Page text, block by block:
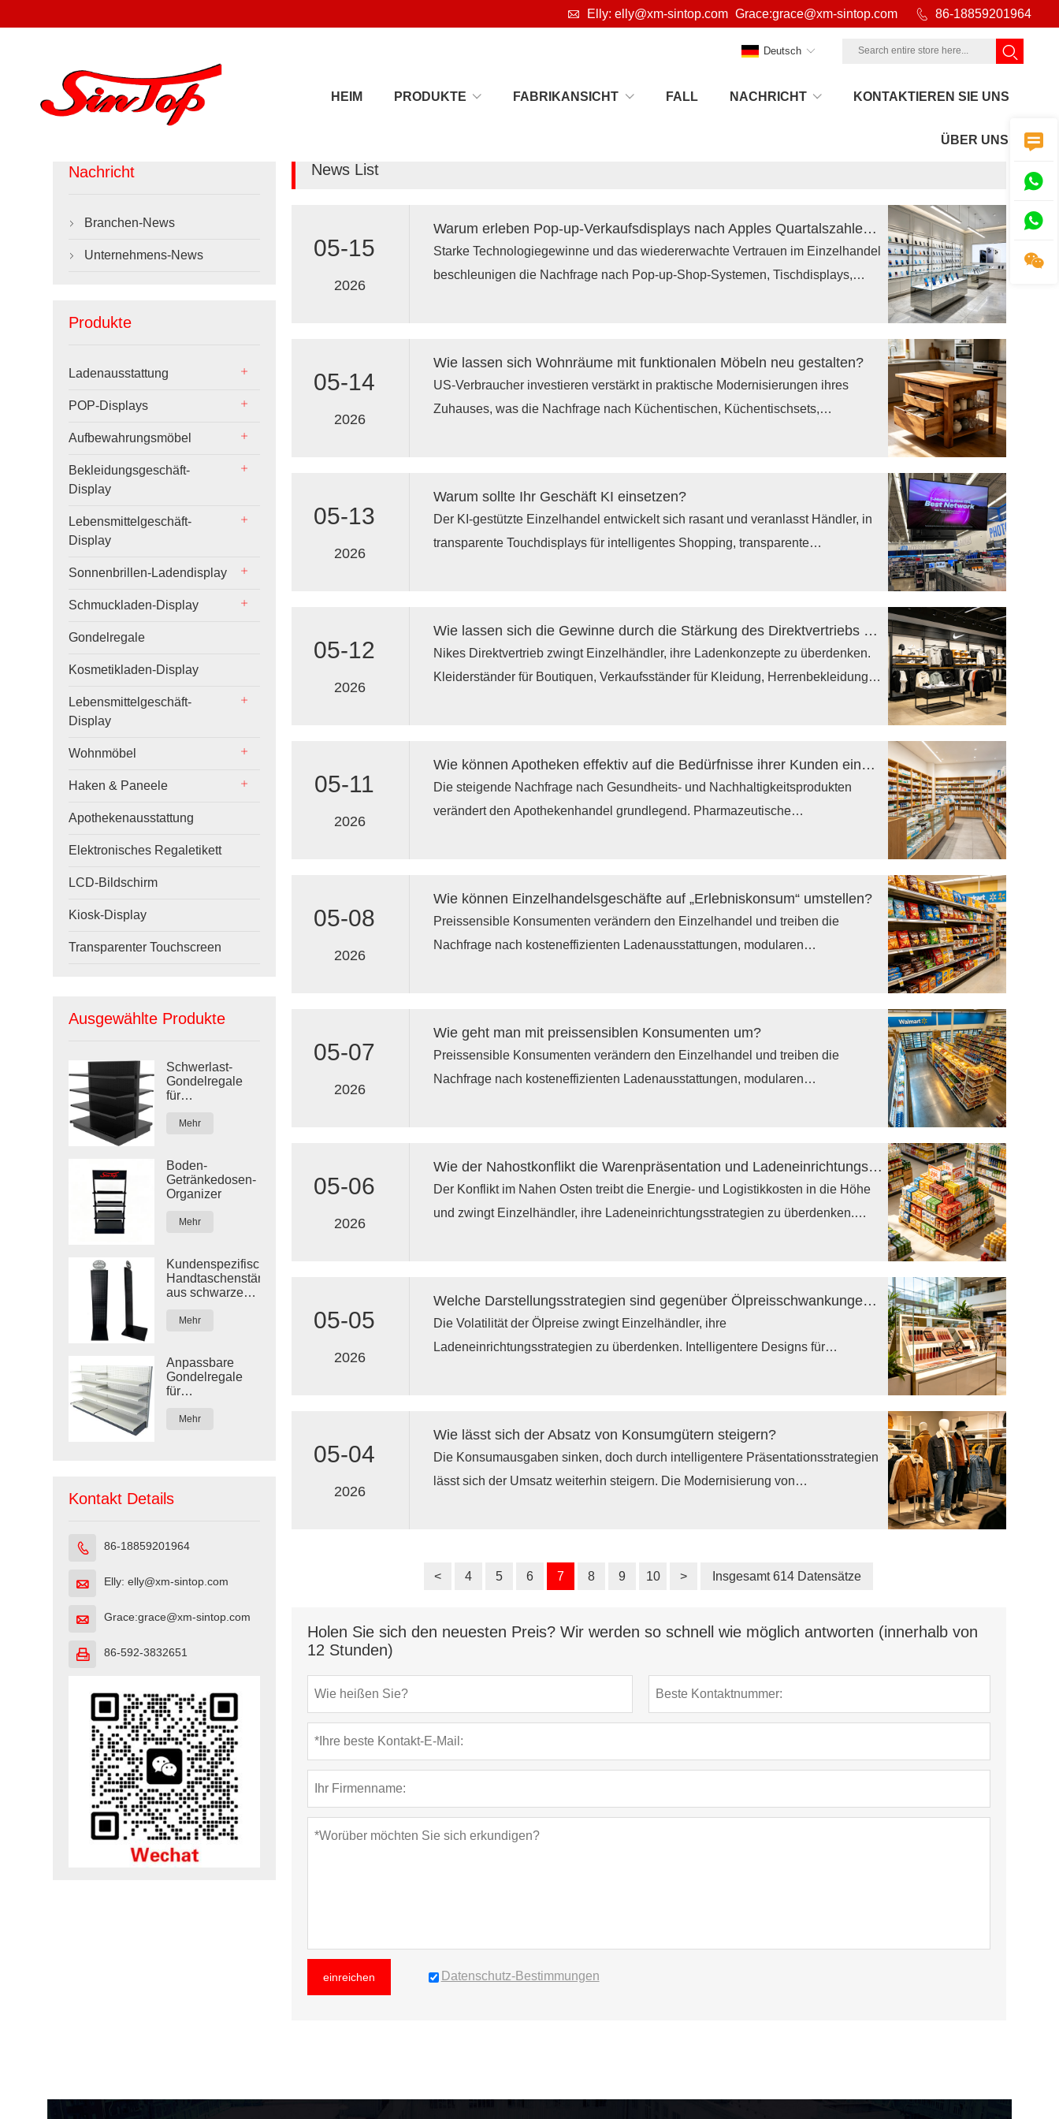
 Elly: elly@xm-sintop.com Grace:grace@xm-sintop.com  86-18859201964
HEIM PRODUKTE FABRIKANSICHT FALL NACHRICHT KONTAKTIEREN SIE UNS
ÜBER UNS
Deutsch
Branchen-News
Nachricht
 Branchen-News
 Unternehmens-News
Produkte
Ladenausstattung
POP-Displays
Aufbewahrungsmöbel
Bekleidungsgeschäft-
Display
Lebensmittelgeschäft-
Display
Sonnenbrillen-Ladendisplay
Schmuckladen-Display
Gondelregale
Kosmetikladen-Display
Lebensmittelgeschäft-
Display
Wohnmöbel
Haken & Paneele
Apothekenausstattung
Elektronisches Regaletikett
LCD-Bildschirm
Kiosk-Display
Transparenter Touchscreen
Ausgewählte Produkte
Schwerlast-
Gondelregale
für
Mehr
Boden-
Getränkedosen-
Organizer
Mehr
Kundenspezifischer
Handtaschenständer
aus schwarzem
Stecktafel
Mehr
Anpassbare
Gondelregale
für
Mehr
Kontakt Details
 86-18859201964
 Elly: elly@xm-sintop.com
 Grace:grace@xm-sintop.com
 86-592-3832651
News List
05-15
2026
Warum erleben Pop-up-Verkaufsdisplays nach Apples Quartalszahlen einen Boom?
Starke Technologiegewinne und das wiedererwachte Vertrauen im Einzelhandel
beschleunigen die Nachfrage nach Pop-up-Shop-Systemen, Tischdisplays,
schnelle Produkteinführungen in stark frequentierten Umgebungen ermöglichen.
05-14
2026
Wie lassen sich Wohnräume mit funktionalen Möbeln neu gestalten?
US-Verbraucher investieren verstärkt in praktische Modernisierungen ihres
Zuhauses, was die Nachfrage nach Küchentischen, Küchentischsets,
übertreffen funktionale Möbelkategorien im gesamten Wohnmöbelmarkt
weiterhin rein dekorative Produkte.
05-13
2026
Warum sollte Ihr Geschäft KI einsetzen?
Der KI-gestützte Einzelhandel entwickelt sich rasant und veranlasst Händler, in
transparente Touchdisplays für intelligentes Shopping, transparente
mit der Echtzeit-Warenpräsentation verknüpfen. Intelligente Ladeneinrichtungen
sind längst keine rein dekorativen Verbesserungen mehr – sie sind operative
Werkzeuge, die direkt mit Bestandseffizienz, Kundenbindung und einer
05-12
2026
Wie lassen sich die Gewinne durch die Stärkung des Direktvertriebs steigern?
Nikes Direktvertrieb zwingt Einzelhändler, ihre Ladenkonzepte zu überdenken.
Kleiderständer für Boutiquen, Verkaufsständer für Kleidung, Herrenbekleidung,
den Warenfluss, die Markenbotschaft und das Kundenverhalten, wodurch eine
effiziente Ladengestaltung direkt den Gewinn steigert.
05-11
2026
Wie können Apotheken effektiv auf die Bedürfnisse ihrer Kunden eingehen?
Die steigende Nachfrage nach Gesundheits- und Nachhaltigkeitsprodukten
verändert den Apothekenhandel grundlegend. Pharmazeutische
verbessern die Sicherheit, die Produktpräsentation und das Kundenvertrauen
und passen sich gleichzeitig strengeren Vorschriften und einem schnelleren
Sortimentswechsel an.
05-08
2026
Wie können Einzelhandelsgeschäfte auf „Erlebniskonsum“ umstellen?
Preissensible Konsumenten verändern den Einzelhandel und treiben die
Nachfrage nach kosteneffizienten Ladenausstattungen, modularen
die die Konversionsrate steigern, gleichzeitig die Kosten kontrollieren und einen
schnellen Artikelwechsel ermöglichen.
05-07
2026
Wie geht man mit preissensiblen Konsumenten um?
Preissensible Konsumenten verändern den Einzelhandel und treiben die
Nachfrage nach kosteneffizienten Ladenausstattungen, modularen
die die Konversionsrate steigern, gleichzeitig die Kosten kontrollieren und einen
schnellen Artikelwechsel ermöglichen.
05-06
2026
Wie der Nahostkonflikt die Warenpräsentation und Ladeneinrichtungsstrategie von Supermärkten verändert?
Der Konflikt im Nahen Osten treibt die Energie- und Logistikkosten in die Höhe
und zwingt Einzelhändler, ihre Ladeneinrichtungsstrategien zu überdenken.
die von günstigen Ladenregalen auf durchdachte Ladeneinrichtungen
umsteigen, können Preisschwankungen besser abfedern und ihre
Gewinnmargen sichern.
05-05
2026
Welche Darstellungsstrategien sind gegenüber Ölpreisschwankungen widerstandsfähiger?
Die Volatilität der Ölpreise zwingt Einzelhändler, ihre
Ladeneinrichtungsstrategien zu überdenken. Intelligentere Designs für
Kosmetikmöbeln zusammenarbeiten, können Frachtkosten senken, die Effizienz
steigern und ihre Margen angesichts des steigenden Energiepreises sichern.
05-04
2026
Wie lässt sich der Absatz von Konsumgütern steigern?
Die Konsumausgaben sinken, doch durch intelligentere Präsentationsstrategien
lässt sich der Umsatz weiterhin steigern. Die Modernisierung von
erzielen überdurchschnittliche Ergebnisse, indem sie das Einkaufserlebnis
< 4 5 6 7 8 9 10 > Insgesamt 614 Datensätze
Holen Sie sich den neuesten Preis? Wir werden so schnell wie möglich antworten (innerhalb von
12 Stunden)
einreichen Datenschutz-Bestimmungen



